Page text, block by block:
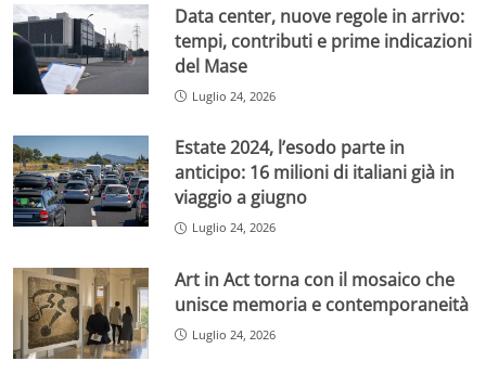
Data center, nuove regole in arrivo:
tempi, contributi e prime indicazioni
del Mase
Luglio 24, 2026
Estate 2024, l’esodo parte in
anticipo: 16 milioni di italiani già in
viaggio a giugno
Luglio 24, 2026
Art in Act torna con il mosaico che
unisce memoria e contemporaneità
Luglio 24, 2026